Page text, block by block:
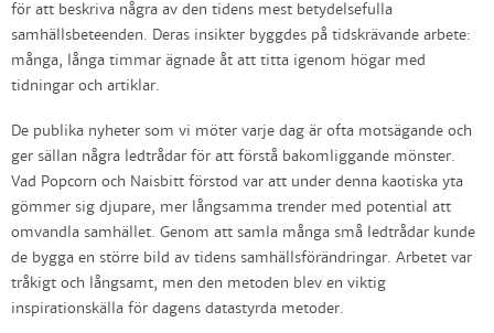
för att beskriva några av den tidens mest betydelsefulla
samhällsbeteenden. Deras insikter byggdes på tidskrävande arbete:
många, långa timmar ägnade åt att titta igenom högar med
tidningar och artiklar.
De publika nyheter som vi möter varje dag är ofta motsägande och
ger sällan några ledtrådar för att förstå bakomliggande mönster.
Vad Popcorn och Naisbitt förstod var att under denna kaotiska yta
gömmer sig djupare, mer långsamma trender med potential att
omvandla samhället. Genom att samla många små ledtrådar kunde
de bygga en större bild av tidens samhällsförändringar. Arbetet var
tråkigt och långsamt, men den metoden blev en viktig
inspirationskälla för dagens datastyrda metoder.